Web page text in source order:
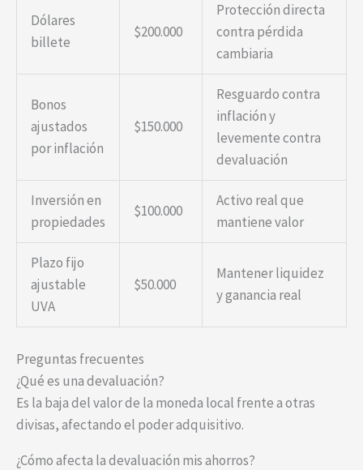
Dólares
billete
$200.000
Protección directa
contra pérdida
cambiaria
Bonos
ajustados
por inflación
$150.000
Resguardo contra
inflación y
levemente contra
devaluación
Inversión en
propiedades
$100.000
Activo real que
mantiene valor
Plazo fijo
ajustable
UVA
$50.000
Mantener liquidez
y ganancia real
Preguntas frecuentes
¿Qué es una devaluación?
Es la baja del valor de la moneda local frente a otras
divisas, afectando el poder adquisitivo.
¿Cómo afecta la devaluación mis ahorros?